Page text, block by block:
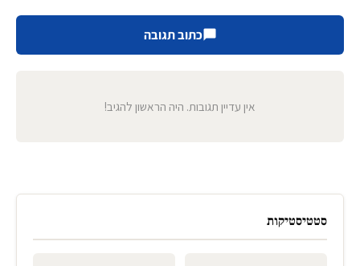
כתוב תגובה
אין עדיין תגובות. היה הראשון להגיב!
סטטיסטיקות